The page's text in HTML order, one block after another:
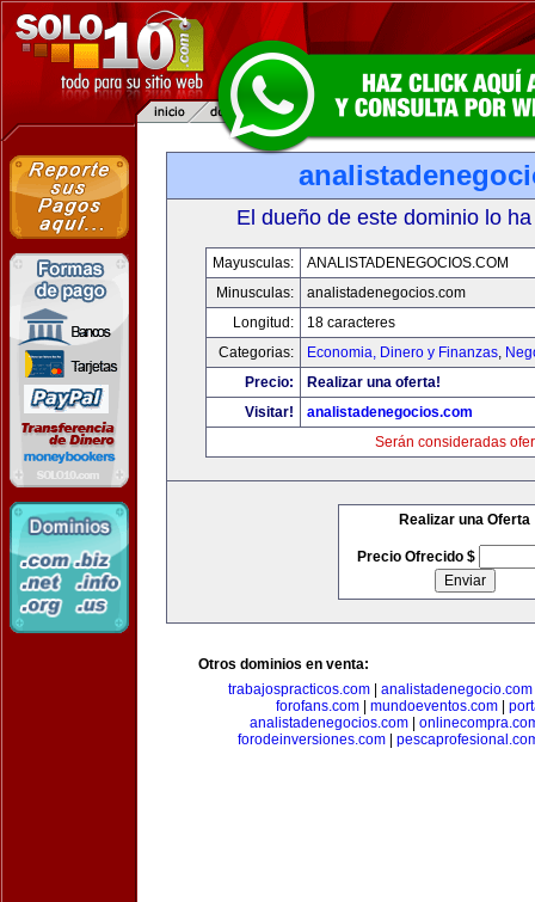
El dueño de este dominio lo
Mayusculas:
ANALISTADENEGOCIOS.COM
Minusculas:
analistadenegocios.com
Longitud:
18 caracteres
Categorias:
Economia, Dinero y Finanzas,
Precio:
Realizar una oferta!
Visitar!
analistadenegocios.com
Serán consideradas
Realizar una Oferta
Precio Ofrecido $
Otros dominios en venta:
trabajospracticos.com| analistadenegocio.com
forofans.com
mundoeventos.com
analistadenegocios.com
forodeinversiones.com